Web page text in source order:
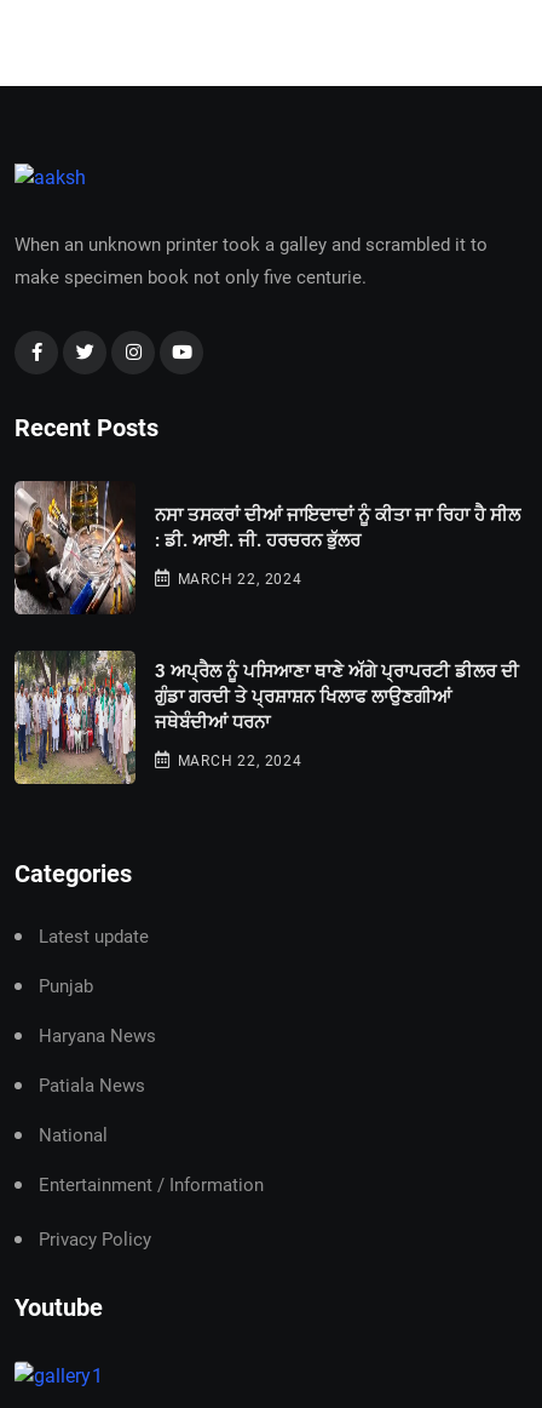
When an unknown printer took a galley and scrambled it to
make specimen book not only five centurie.
Recent Posts
ਨਸਾ ਤਸਕਰਾਂ ਦੀਆਂ ਜਾਇਦਾਦਾਂ ਨੂੰ ਕੀਤਾ ਜਾ ਰਿਹਾ ਹੈ ਸੀਲ
: ਡੀ. ਆਈ. ਜੀ. ਹਰਚਰਨ ਭੁੱਲਰ
MARCH 22, 2024
3 ਅਪ੍ਰੈਲ ਨੂੰ ਪਸਿਆਣਾ ਥਾਣੇ ਅੱਗੇ ਪ੍ਰਾਪਰਟੀ ਡੀਲਰ ਦੀ
ਗੁੰਡਾ ਗਰਦੀ ਤੇ ਪ੍ਰਸ਼ਾਸ਼ਨ ਖਿਲਾਫ ਲਾਉਣਗੀਆਂ
ਜਥੇਬੰਦੀਆਂ ਧਰਨਾ
MARCH 22, 2024
Categories
Latest update
Punjab
Haryana News
Patiala News
National
Entertainment / Information
Privacy Policy
Youtube